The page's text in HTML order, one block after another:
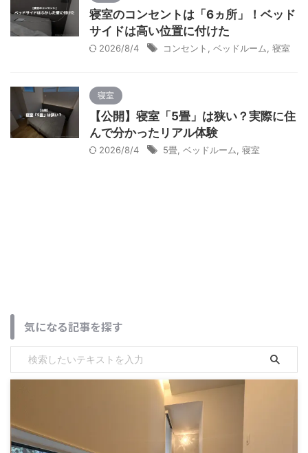
寝室のコンセントは「6ヵ所」！ベッド
サイドは高い位置に付けた
2026/8/4 コンセント ベッドルーム 寝室
寝室
【公開】寝室「5畳」は狭い？実際に住
んで分かったリアル体験
2026/8/4 5畳 ベッドルーム 寝室
気になる記事を探す